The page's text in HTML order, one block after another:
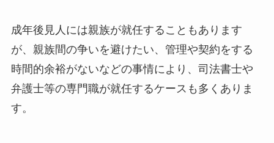
成年後見人には親族が就任することもあります
が、親族間の争いを避けたい、管理や契約をする
時間的余裕がないなどの事情により、司法書士や
弁護士等の専門職が就任するケースも多くありま
す。